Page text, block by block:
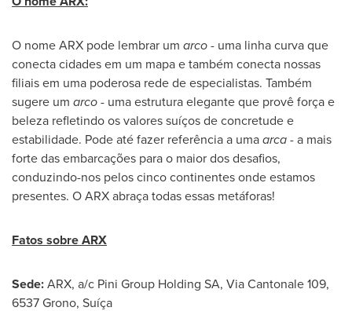
O nome ARX pode lembrar um arco- uma linha curva que
conecta cidades em um mapa e também conecta nossas
filiais em uma poderosa rede de especialistas. Também
sugere um arco- uma estrutura elegante que provê força e
beleza refletindo os valores suíços de concretude e
estabilidade. Pode até fazer referência a umaarca- a mais
forte das embarcações para o maior dos desafios,
conduzindo-nos pelos cinco continentes onde estamos
presentes. O ARX abraça todas essas metáforas!
Fatos sobre ARX
Sede:ARX, a/c Pini Group Holding SA, Via Cantonale 109,
6537 Grono, Suíça